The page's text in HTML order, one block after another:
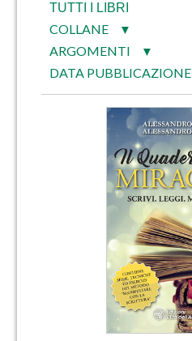
TUTTI I LIBRI
COLLANE ▼
ARGOMENTI ▼
DATA PUBBLICAZIONE